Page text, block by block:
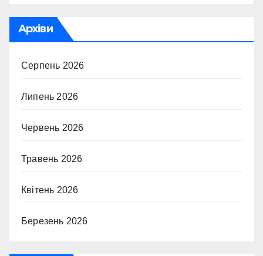
Архіви
Серпень 2026
Липень 2026
Червень 2026
Травень 2026
Квітень 2026
Березень 2026